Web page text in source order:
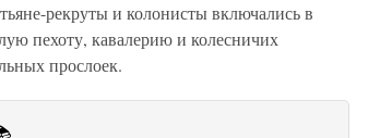
рекруты и колонисты включались в
пехоту, кавалерию и колесничих
прослоек.